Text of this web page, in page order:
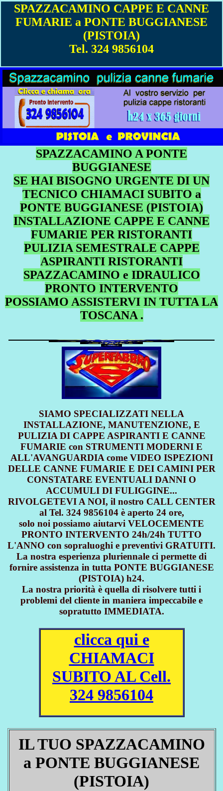
SPAZZACAMINO CAPPE E CANNE
FUMARIE a PONTE BUGGIANESE
(PISTOIA)
Tel. 324 9856104
SPAZZACAMINO A PONTE
BUGGIANESE
SE HAI BISOGNO URGENTE DI UN
TECNICO CHIAMACI SUBITO a
PONTE BUGGIANESE (PISTOIA)
INSTALLAZIONE CAPPE E CANNE
FUMARIE PER RISTORANTI
PULIZIA SEMESTRALE CAPPE
ASPIRANTI RISTORANTI
SPAZZACAMINO e IDRAULICO
PRONTO INTERVENTO
POSSIAMO ASSISTERVI IN TUTTA LA
TOSCANA .
SIAMO SPECIALIZZATI NELLA
INSTALLAZIONE, MANUTENZIONE, E
PULIZIA DI CAPPE ASPIRANTI E CANNE
FUMARIE con STRUMENTI MODERNI E
ALL'AVANGUARDIA come VIDEO ISPEZIONI
DELLE CANNE FUMARIE E DEI CAMINI PER
CONSTATARE EVENTUALI DANNI O
ACCUMULI DI FULIGGINE...
RIVOLGETEVI A NOI, il nostro CALL CENTER
al Tel. 324 9856104 è aperto 24 ore,
solo noi possiamo aiutarvi VELOCEMENTE
PRONTO INTERVENTO 24h/24h TUTTO
L'ANNO con sopraluoghi e preventivi GRATUITI.
La nostra esperienza pluriennale ci permette di
fornire assistenza in tutta PONTE BUGGIANESE
(PISTOIA) h24.
La nostra priorità è quella di risolvere tutti i
problemi del cliente in maniera impeccabile e
sopratutto IMMEDIATA.
clicca qui e
CHIAMACI
SUBITO AL Cell.
324 9856104
IL TUO SPAZZACAMINO
a PONTE BUGGIANESE
(PISTOIA)